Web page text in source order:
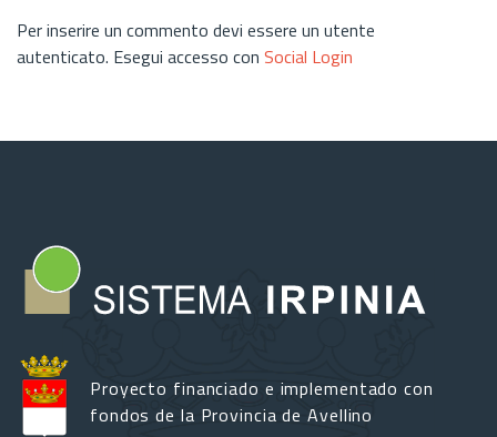
Per inserire un commento devi essere un utente
autenticato. Esegui accesso con Social Login
Proyecto financiado e implementado con
fondos de la Provincia de Avellino